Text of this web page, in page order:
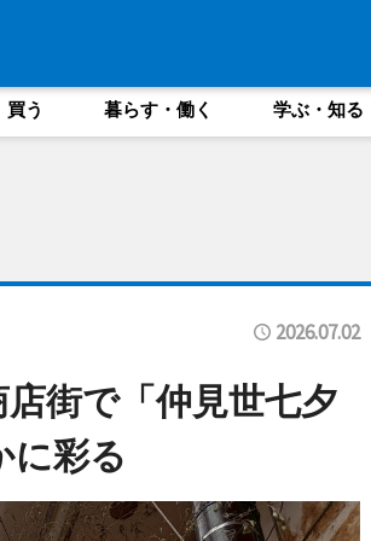
買う 暮らす・働く 学ぶ・知る
2026.07.02
街で「仲見世七夕
彩る